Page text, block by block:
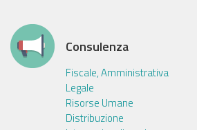
Consulenza
Fiscale, Amministrativa
Legale
Risorse Umane
Distribuzione